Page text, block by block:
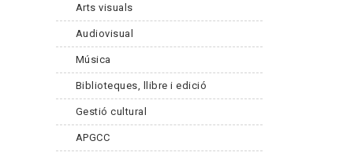
Arts visuals
Audiovisual
Música
Biblioteques, llibre i edició
Gestió cultural
APGCC